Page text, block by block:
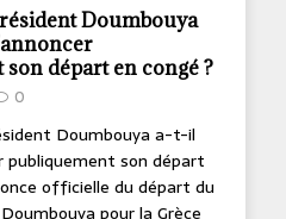
Doumbouya
départ en congé ?
0
Doumbouya a-t-il
publiquement son départ
officielle du départ du
pour la Grèce